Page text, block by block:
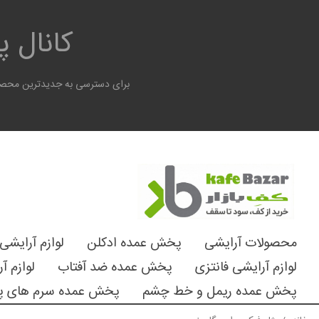
برای دسترسی به جدیدترین
محصولات آرایشی پخش عمده ادکلن لوازم
لوازم آرایشی فانتزی
پخش عمده ضد آفتاب لوازم
پخش عمده ریمل و خط چشم
پخش عمده سرم های